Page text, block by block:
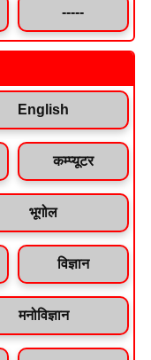
-----
English
कम्प्यूटर
भूगोल
विज्ञान
मनोविज्ञान